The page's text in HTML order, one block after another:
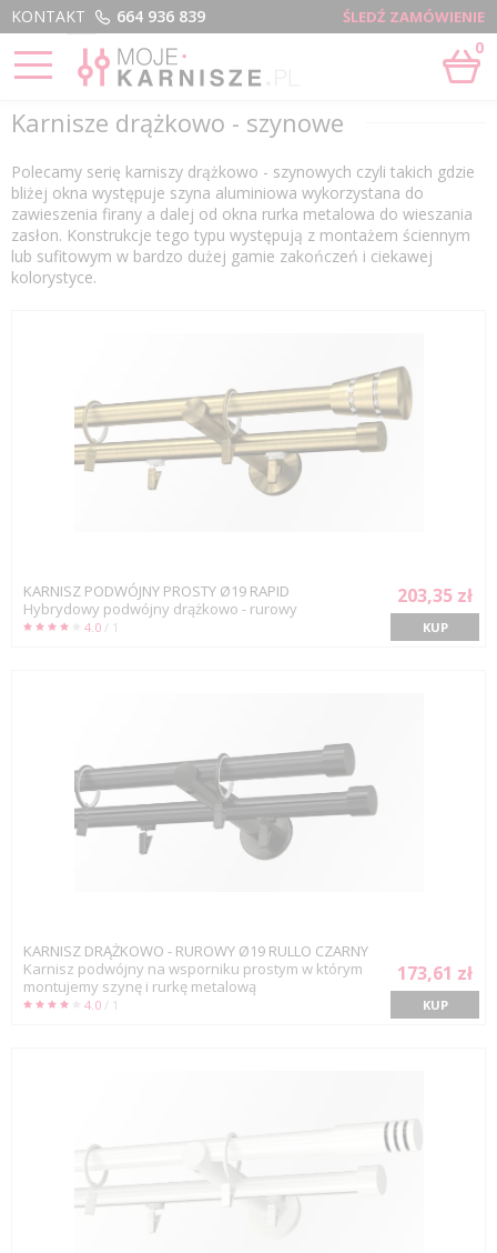
Menu
KONTAKT ŚLEDŹ ZAMÓWIENIE
664 936 839
0
STRONA GŁÓWNA › KARNISZE DRĄŻKOWO - SZYNOWE
Karnisze drążkowo - szynowe
Polecamy serię karniszy drążkowo - szynowych czyli takich gdzie
bliżej okna występuje szyna aluminiowa wykorzystana do
zawieszenia firany a dalej od okna rurka metalowa do wieszania
zasłon. Konstrukcje tego typu występują z montażem ściennym
lub sufitowym w bardzo dużej gamie zakończeń i ciekawej
kolorystyce.
KARNISZ PODWÓJNY PROSTY Ø19 RAPID
Hybrydowy podwójny drążkowo - rurowy
4.0 / 1
203,35 zł
KUP
KARNISZ DRĄŻKOWO - RUROWY Ø19 RULLO CZARNY
Karnisz podwójny na wsporniku prostym w którym
montujemy szynę i rurkę metalową
4.0 / 1
173,61 zł
KUP